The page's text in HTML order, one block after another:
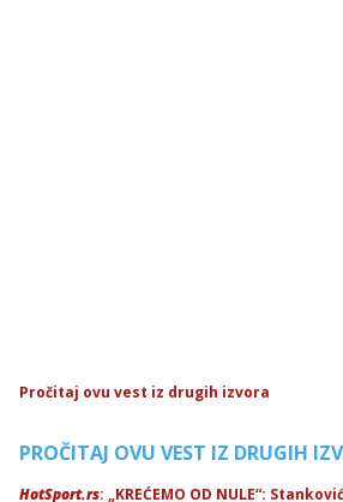
Pročitaj ovu vest iz drugih izvora
PROČITAJ OVU VEST IZ DRUGIH
HotSport.rs: „KREĆEMO OD NULE“: